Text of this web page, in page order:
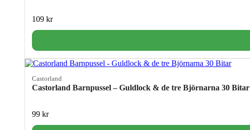
109 kr
Castorland
Castorland Barnpussel – Guldlock & de tre Björnarna 30 Bitar
99 kr